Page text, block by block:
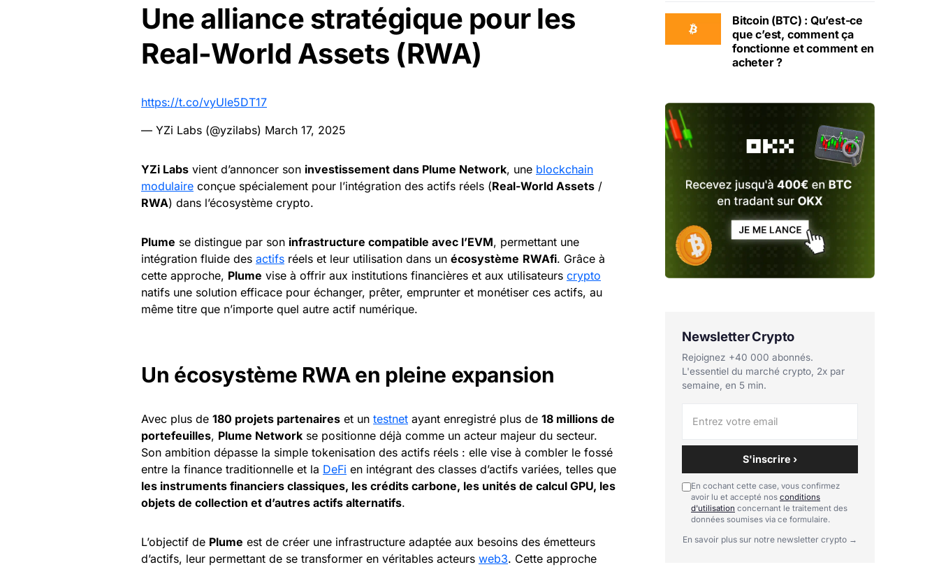
Une alliance stratégique pour les
Real-World Assets (RWA)
https://t.co/vyUle5DT17
— YZi Labs (@yzilabs) March 17, 2025
YZi Labs vient d’annoncer son investissement dans Plume Network, une blockchain
modulaire conçue spécialement pour l’intégration des actifs réels (Real-World Assets /
RWA) dans l’écosystème crypto.
Plume se distingue par son infrastructure compatible avec l’EVM, permettant une
intégration fluide des actifs réels et leur utilisation dans un écosystème RWAfi. Grâce à
cette approche, Plume vise à offrir aux institutions financières et aux utilisateurs crypto
natifs une solution efficace pour échanger, prêter, emprunter et monétiser ces actifs, au
même titre que n’importe quel autre actif numérique.
Un écosystème RWA en pleine expansion
Avec plus de 180 projets partenaires et un testnet ayant enregistré plus de 18 millions de
portefeuilles, Plume Network se positionne déjà comme un acteur majeur du secteur.
Son ambition dépasse la simple tokenisation des actifs réels : elle vise à combler le fossé
entre la finance traditionnelle et la DeFi en intégrant des classes d’actifs variées, telles que
les instruments financiers classiques, les crédits carbone, les unités de calcul GPU, les
objets de collection et d’autres actifs alternatifs.
L’objectif de Plume est de créer une infrastructure adaptée aux besoins des émetteurs
d’actifs, leur permettant de se transformer en véritables acteurs web3. Cette approche
Bitcoin (BTC) : Qu’est-ce
que c’est, comment ça
fonctionne et comment en
acheter ?
Newsletter Crypto
Rejoignez +40 000 abonnés.
L'essentiel du marché crypto, 2x par
semaine, en 5 min.
S'inscrire ›
En cochant cette case, vous confirmez
avoir lu et accepté nos conditions
d'utilisation concernant le traitement des
données soumises via ce formulaire.
En savoir plus sur notre newsletter crypto →